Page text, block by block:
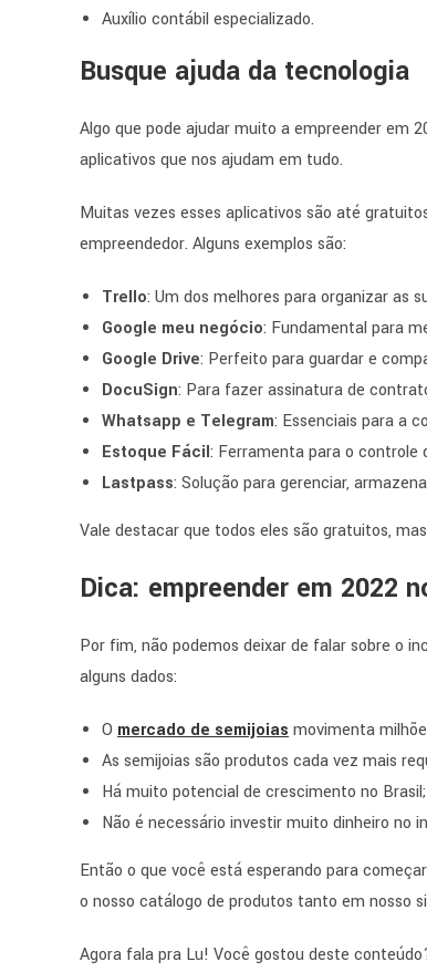
Auxílio contábil especializado.
Busque ajuda da tecnologia
Algo que pode ajudar muito a empreender em
aplicativos que nos ajudam em tudo.
Muitas vezes esses aplicativos são até
empreendedor. Alguns exemplos são:
Trello: Um dos melhores para organizar as
Google meu negócio: Fundamental para
Google Drive: Perfeito para guardar e
DocuSign: Para fazer assinatura de
Whatsapp e Telegram: Essenciais para a
Estoque Fácil: Ferramenta para o controle
Lastpass: Solução para gerenciar,
Vale destacar que todos eles são gratuitos,
Dica: empreender em 2022
Por fim, não podemos deixar de falar sobre o
alguns dados:
O mercado de semijoias movimenta
As semijoias são produtos cada vez mais
Há muito potencial de crescimento no Brasil;
Não é necessário investir muito dinheiro no
Então o que você está esperando para
o nosso catálogo de produtos tanto em nosso
Agora fala pra Lu! Você gostou deste